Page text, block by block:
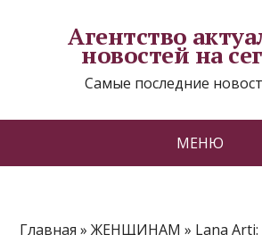
Агентство
новостей на
Самые последние
МЕНЮ
Главная »ЖЕНЩИНАМ » Lana